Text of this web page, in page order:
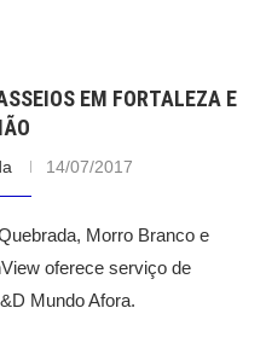
EM FORTALEZA E
14/07/2017
Morro Branco e
oferece serviço de
Mundo Afora.